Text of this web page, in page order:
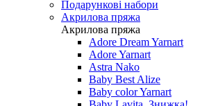
Подарункові набори
Акрилова пряжа
Акрилова пряжа
Adore Dream Yarnart
Adore Yarnart
Astra Nako
Baby Best Alize
Baby color Yarnart